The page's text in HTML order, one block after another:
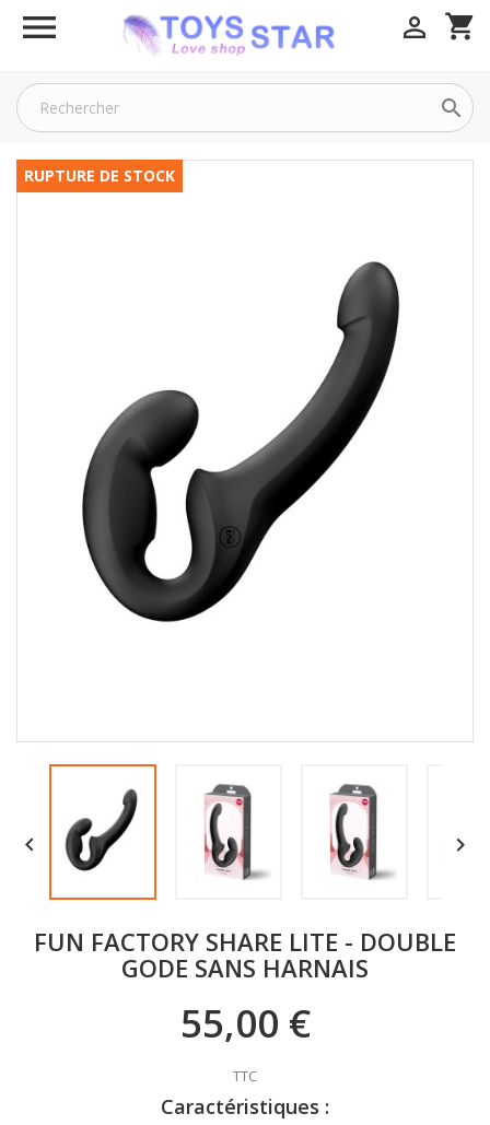
 shopping_cart


RUPTURE DE STOCK
 
FUN FACTORY SHARE LITE - DOUBLE
GODE SANS HARNAIS
55,00 €
TTC
Caractéristiques :